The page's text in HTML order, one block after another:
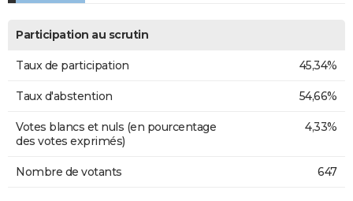
Participation au scrutin
Taux de participation 45,34%
Taux d'abstention 54,66%
Votes blancs et nuls (en pourcentage
des votes exprimés)
4,33%
Nombre de votants 647